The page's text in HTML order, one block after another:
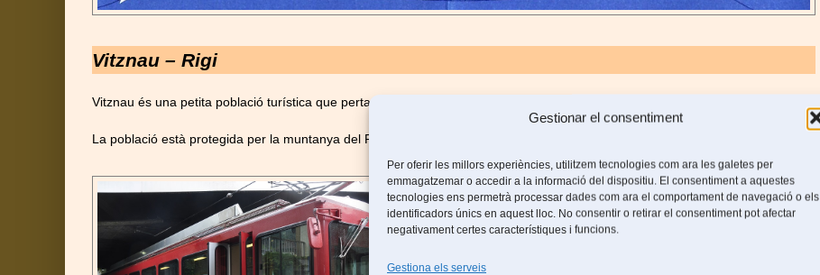
Gestionar el consentiment
Per oferir les millors experiències, utilitzem tecnologies com ara les galetes per
emmagatzemar o accedir a la informació del dispositiu. El consentiment a aquestes
tecnologies ens permetrà processar dades com ara el comportament de navegació o els
identificadors únics en aquest lloc. No consentir o retirar el consentiment pot afectar
negativament certes característiques i funcions.
Gestiona els serveis
Vitznau – Rigi
Vitznau és una petita població turística que pertany al cantó de Lucerna.
La població està protegida per la muntanya del Rigi i s’estén a la riba del llac dels Quatre Cantons.